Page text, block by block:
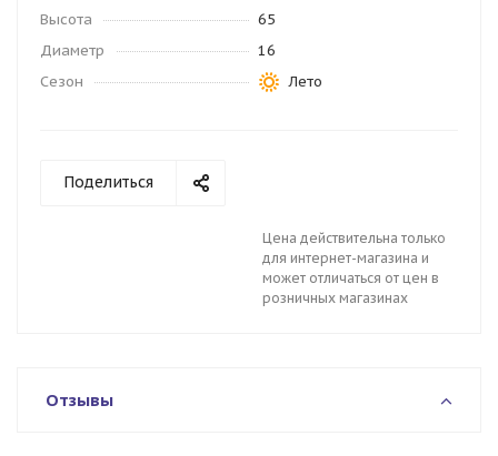
Высота
65
Диаметр
16
Сезон
Лето
Поделиться
Цена действительна только
для интернет-магазина и
может отличаться от цен в
розничных магазинах
Отзывы